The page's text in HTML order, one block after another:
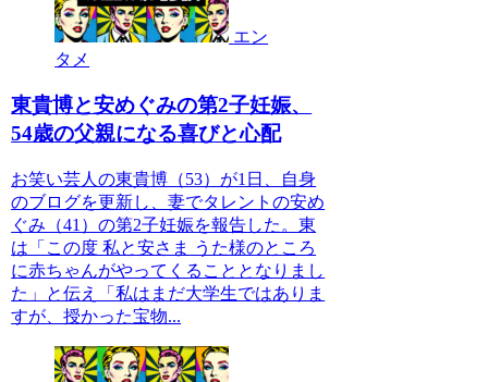
エン
タメ
東貴博と安めぐみの第2子妊娠、
54歳の父親になる喜びと心配
お笑い芸人の東貴博（53）が1日、自身
のブログを更新し、妻でタレントの安め
ぐみ（41）の第2子妊娠を報告した。東
は「この度 私と安さま うた様のところ
に赤ちゃんがやってくることとなりまし
た」と伝え「私はまだ大学生ではありま
すが、授かった宝物...